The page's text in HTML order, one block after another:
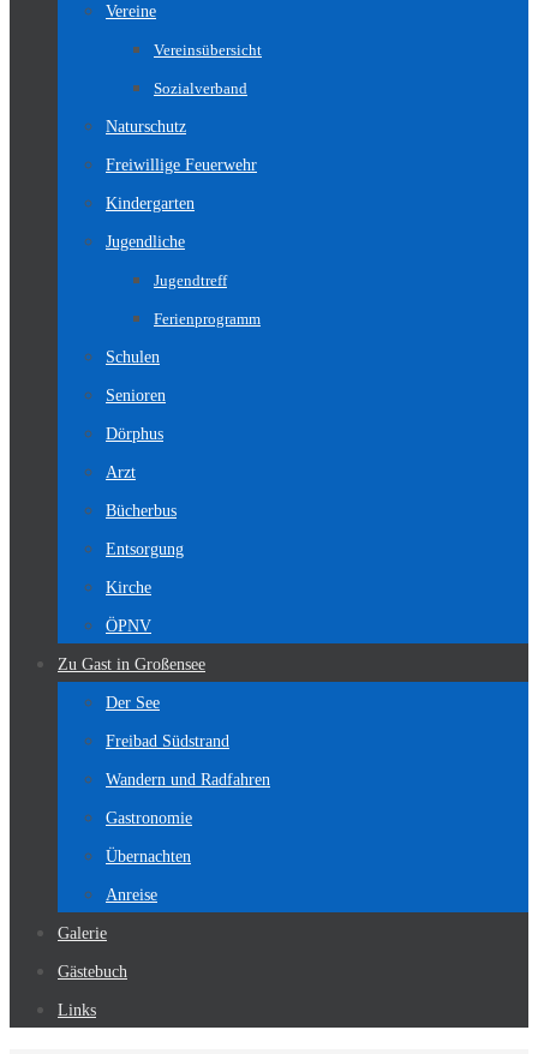
Vereine
Vereinsübersicht
Sozialverband
Naturschutz
Freiwillige Feuerwehr
Kindergarten
Jugendliche
Jugendtreff
Ferienprogramm
Schulen
Senioren
Dörphus
Arzt
Bücherbus
Entsorgung
Kirche
ÖPNV
Zu Gast in Großensee
Der See
Freibad Südstrand
Wandern und Radfahren
Gastronomie
Übernachten
Anreise
Galerie
Gästebuch
Links